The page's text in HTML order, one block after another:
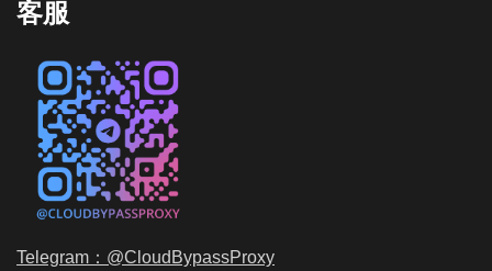
客服
Telegram：@CloudBypassProxy